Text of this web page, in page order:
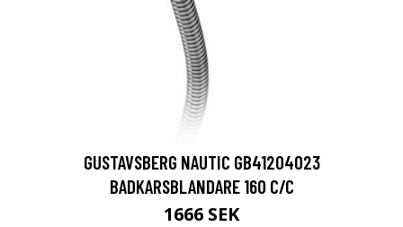
GUSTAVSBERG NAUTIC GB41204023
BADKARSBLANDARE 160 C/C
1666 SEK